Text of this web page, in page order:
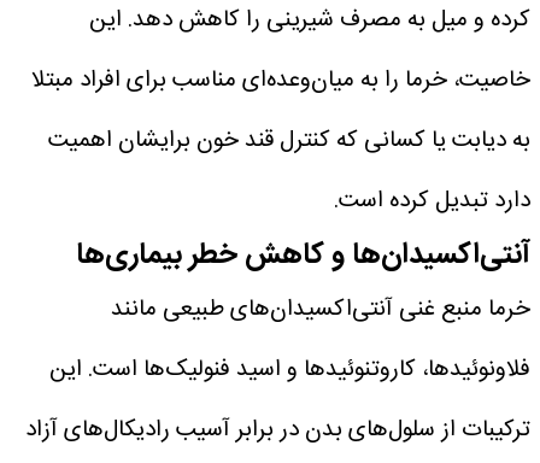
کرده و میل به مصرف شیرینی را کاهش دهد. این
خاصیت، خرما را به میان‌وعده‌ای مناسب برای افراد مبتلا
به دیابت یا کسانی که کنترل قند خون برایشان اهمیت
دارد تبدیل کرده است.
آنتی‌اکسیدان‌ها و کاهش خطر بیماری‌ها
خرما منبع غنی آنتی‌اکسیدان‌های طبیعی مانند
فلاونوئیدها، کاروتنوئیدها و اسید فنولیک‌ها است. این
ترکیبات از سلول‌های بدن در برابر آسیب رادیکال‌های آزاد